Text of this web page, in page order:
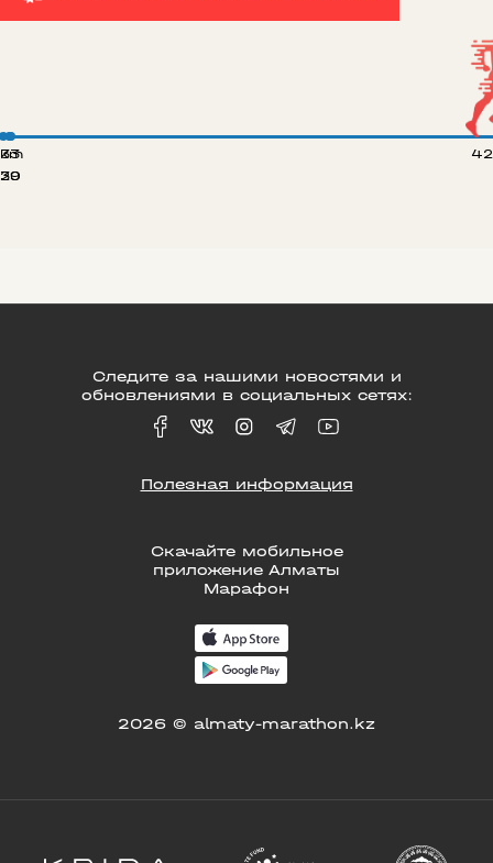
20
33
39
Скачайте мобильное
приложение Алматы
Марафон
2026 © almaty-marathon.kz
Следите за нашими новостями и
обновлениями в социальных сетях:
Полезная информация